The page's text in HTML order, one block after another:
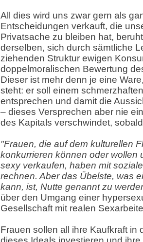
All dies wird uns zwar gern als
Entscheidungen verkauft, die
Privatsache zu bleiben hat,
derselben, sich durch sämtliche
ziehenden Struktur ewigen
doppelmoralischen Bewertung
Dieser ist mehr denn je eine
steht: er soll einem
entsprechen und damit die
– dieses Versprechen aber nie
des Kapitals verschwindet,
"Frauen, die auf dem kulturellen
konkurrieren können oder wollen
sexy verkaufen, haben mit
rechnen. Aber das Übelste, was
kann, ist, Nutte genannt zu
über den Umgang einer
Gesellschaft mit realen
Frauen sollen all ihre Kaufkraft in